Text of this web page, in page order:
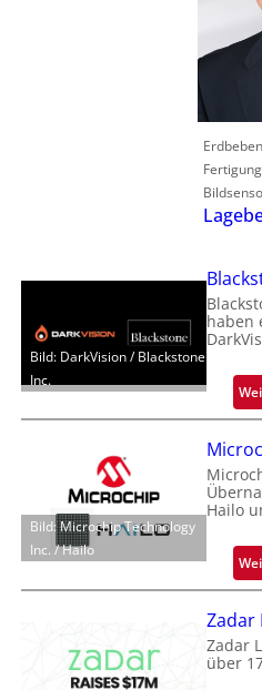
Bild: DarkVision / Blackstone
Inc.
haben
Bild: Microchip Technology
Inc. / Hailo
Hailo
Zadar
Zadar
über